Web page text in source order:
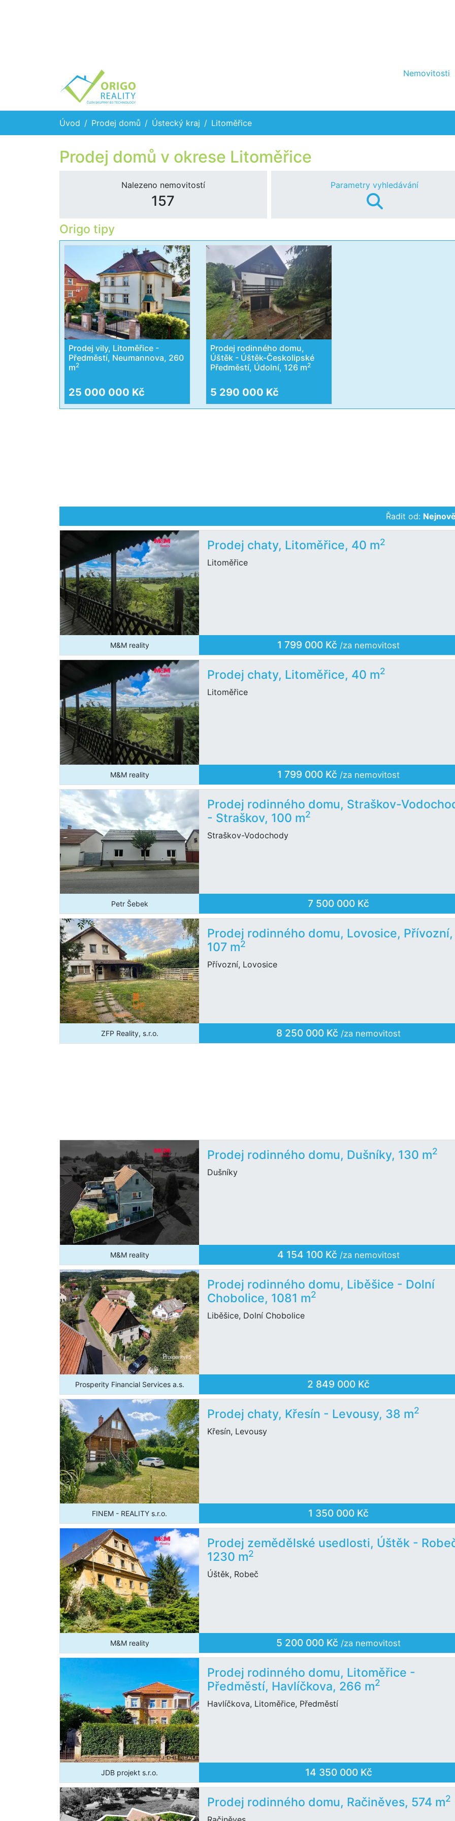
Nemovitosti
Úvod Prodej domů Ústecký kraj Litoměřice
Prodej domů v okrese Litoměřice
Nalezeno nemovitostí
157
Parametry vyhledávání
Origo tipy
Prodej vily, Litoměřice -
Předměstí, Neumannova, 260
m2
25 000 000 Kč
Prodej rodinného domu,
Úštěk - Úštěk-Českolipské
Předměstí, Údolní, 126 m2
5 290 000 Kč
Řadit od:
Prodej chaty, Litoměřice, 40 m2
Litoměřice
M&M reality 1 799 000 Kč /za nemovitost
Prodej chaty, Litoměřice, 40 m2
Litoměřice
M&M reality 1 799 000 Kč /za nemovitost
Prodej rodinného domu, Straškov-
- Straškov, 100 m2
Straškov-Vodochody
Petr Šebek 7 500 000 Kč
Prodej rodinného domu, Lovosice, Přívozní,
107 m2
Přívozní, Lovosice
ZFP Reality, s.r.o. 8 250 000 Kč /za nemovitost
Prodej rodinného domu, Dušníky, 130 m2
Dušníky
M&M reality 4 154 100 Kč /za nemovitost
Prodej rodinného domu, Liběšice - Dolní
Chobolice, 1081 m2
Liběšice, Dolní Chobolice
Prosperity Financial Services a.s. 2 849 000 Kč
Prodej chaty, Křesín - Levousy, 38 m2
Křesín, Levousy
FINEM - REALITY s.r.o. 1 350 000 Kč
Prodej zemědělské usedlosti, Úštěk -
1230 m2
Úštěk, Robeč
M&M reality 5 200 000 Kč /za nemovitost
Prodej rodinného domu, Litoměřice -
Předměstí, Havlíčkova, 266 m2
Havlíčkova, Litoměřice, Předměstí
JDB projekt s.r.o. 14 350 000 Kč
Prodej rodinného domu, Račiněves, 574 m2